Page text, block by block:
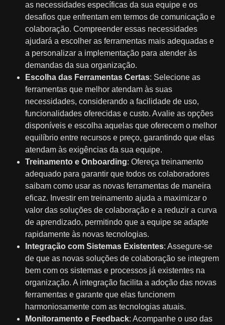
as necessidades específicas da sua equipe e os
desafios que enfrentam em termos de comunicação e
colaboração. Compreender essas necessidades
ajudará a escolher as ferramentas mais adequadas e
a personalizar a implementação para atender às
demandas da sua organização.
Escolha das Ferramentas Certas: Selecione as
ferramentas que melhor atendam às suas
necessidades, considerando a facilidade de uso,
funcionalidades oferecidas e custo. Avalie as opções
disponíveis e escolha aquelas que oferecem o melhor
equilíbrio entre recursos e preço, garantindo que elas
atendam às exigências da sua equipe.
Treinamento e Onboarding: Ofereça treinamento
adequado para garantir que todos os colaboradores
saibam como usar as novas ferramentas de maneira
eficaz. Investir em treinamento ajuda a maximizar o
valor das soluções de colaboração e a reduzir a curva
de aprendizado, permitindo que a equipe se adapte
rapidamente às novas tecnologias.
Integração com Sistemas Existentes: Assegure-se
de que as novas soluções de colaboração se integrem
bem com os sistemas e processos já existentes na
organização. A integração facilita a adoção das novas
ferramentas e garante que elas funcionem
harmoniosamente com as tecnologias atuais.
Monitoramento e Feedback: Acompanhe o uso das